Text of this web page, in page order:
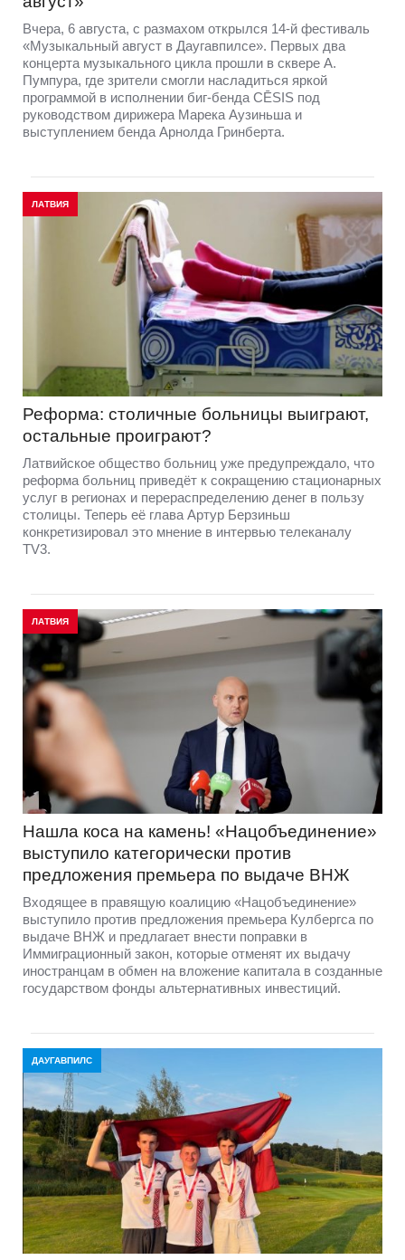
Вчера, 6 августа, с размахом открылся 14-й фестиваль
«Музыкальный август в Даугавпилсе». Первых два
концерта музыкального цикла прошли в сквере А.
Пумпура, где зрители смогли насладиться яркой
программой в исполнении биг-бенда CĒSIS под
руководством дирижера Марека Аузиньша и
выступлением бенда Арнолда Гринберта.
ЛАТВИЯ
Реформа: столичные больницы выиграют,
остальные проиграют?
Латвийское общество больниц уже предупреждало, что
реформа больниц приведёт к сокращению стационарных
услуг в регионах и перераспределению денег в пользу
столицы. Теперь её глава Артур Берзиньш
конкретизировал это мнение в интервью телеканалу
TV3.
ЛАТВИЯ
Нашла коса на камень! «Нацобъединение»
выступило категорически против
предложения премьера по выдаче ВНЖ
Входящее в правящую коалицию «Нацобъединение»
выступило против предложения премьера Кулбергса по
выдаче ВНЖ и предлагает внести поправки в
Иммиграционный закон, которые отменят их выдачу
иностранцам в обмен на вложение капитала в созданные
государством фонды альтернативных инвестиций.
ДАУГАВПИЛС